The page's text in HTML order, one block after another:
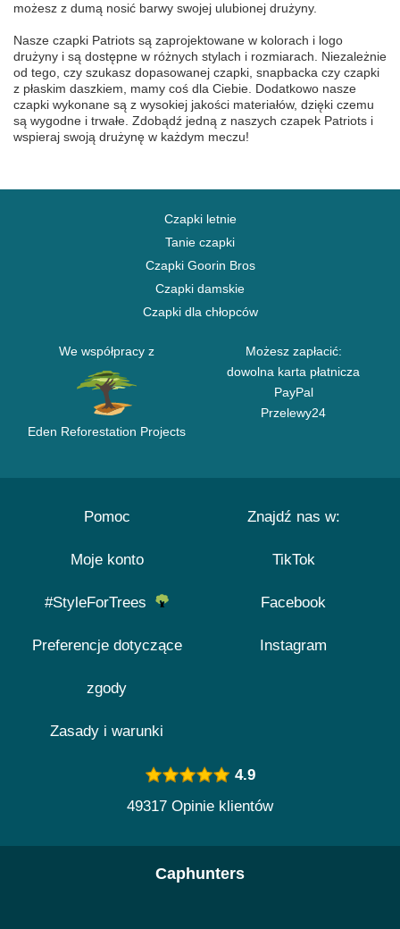
możesz z dumą nosić barwy swojej ulubionej drużyny.
Nasze czapki Patriots są zaprojektowane w kolorach i logo
drużyny i są dostępne w różnych stylach i rozmiarach. Niezależnie
od tego, czy szukasz dopasowanej czapki, snapbacka czy czapki
z płaskim daszkiem, mamy coś dla Ciebie. Dodatkowo nasze
czapki wykonane są z wysokiej jakości materiałów, dzięki czemu
są wygodne i trwałe. Zdobądź jedną z naszych czapek Patriots i
wspieraj swoją drużynę w każdym meczu!
Czapki letnie
Tanie czapki
Czapki Goorin Bros
Czapki damskie
Czapki dla chłopców
We współpracy z
Eden Reforestation Projects
Możesz zapłacić:
dowolna karta płatnicza
PayPal
Przelewy24
Pomoc
Moje konto
#StyleForTrees
Preferencje dotyczące
zgody
Zasady i warunki
Znajdź nas w:
TikTok
Facebook
Instagram
4.9
49317 Opinie klientów
Caphunters